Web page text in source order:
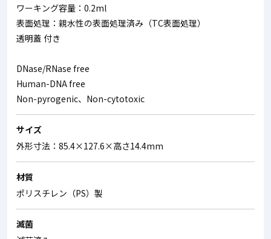
ワーキング容量：0.2ml
表面処理：親水性の表面処理済み（TC表面処理）
透明蓋 付き
DNase/RNase free
Human-DNA free
Non-pyrogenic、Non-cytotoxic
サイズ
外形寸法：85.4×127.6×高さ14.4mm
材質
ポリスチレン（PS）製
滅菌